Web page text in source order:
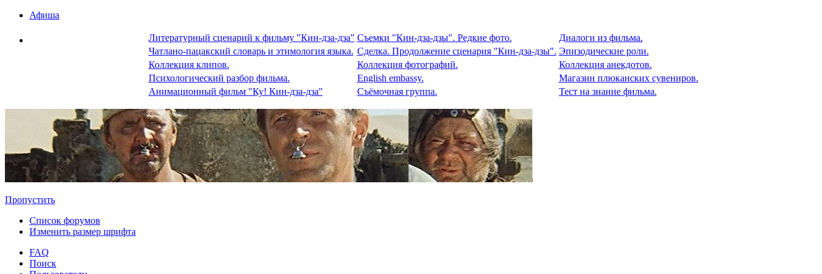
Афиша
Литературный сценарий к фильму "Кин-дза-дза" Съемки "Кин-дза-дзы". Редкие фото.
Диалоги из фильма.
Чатлано-пацакский словарь и этимология языка. Сделка. Продолжение сценария "Кин-дза-дзы". Эпизодические роли.
Коллекция клипов.
Коллекция фотографий.
Коллекция анекдотов.
Психологический разбор фильма.
English embassy.
Магазин плюканских сувениров.
Анимационный фильм "Ку! Кин-дза-дза"
Съёмочная группа. Тест на знание фильма.
Пропустить
Список форумов
Изменить размер шрифта
FAQ
Поиск